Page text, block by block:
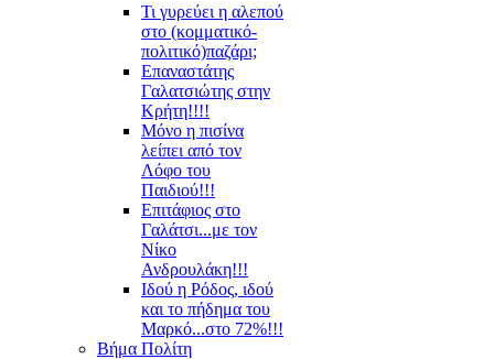
Τι γυρεύει η αλεπού
στο (κομματικό-
πολιτικό)παζάρι;
Επαναστάτης
Γαλατσιώτης στην
Κρήτη!!!!
Μόνο η πισίνα
λείπει από τον
Λόφο του
Παιδιού!!!
Επιτάφιος στο
Γαλάτσι...με τον
Νίκο
Ανδρουλάκη!!!
Ιδού η Ρόδος, ιδού
και το πήδημα του
Μαρκό...στο 72%!!!
Βήμα Πολίτη